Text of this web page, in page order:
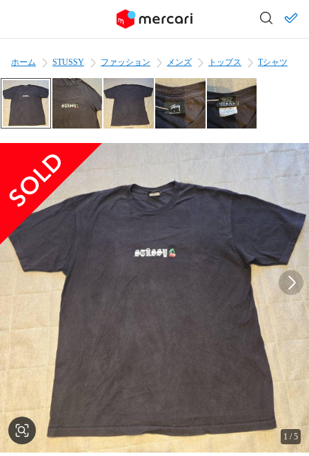
ホーム STUSSY ファッション メンズ トップス Tシャツ
1 /5